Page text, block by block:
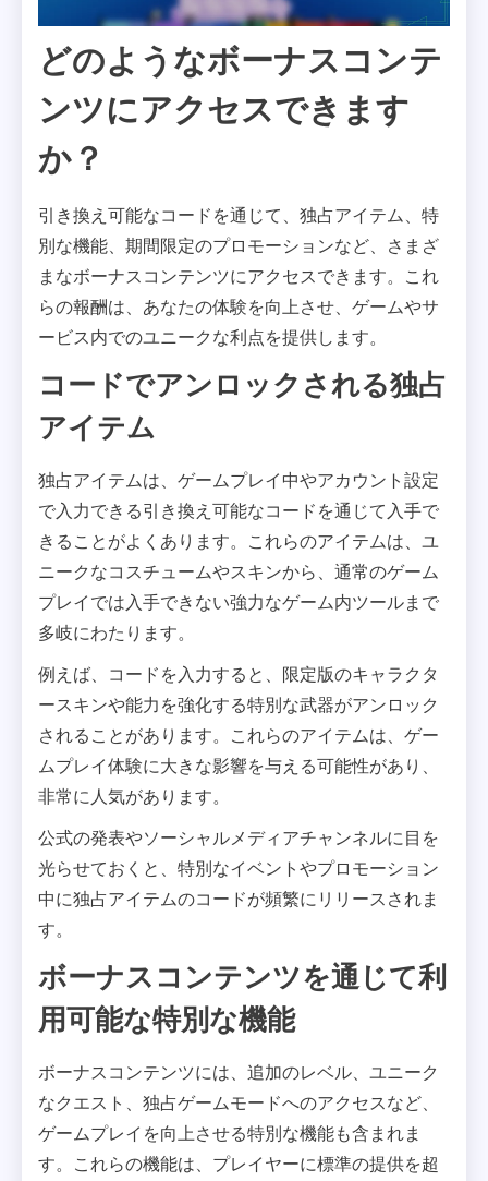
どのようなボーナスコンテ
ンツにアクセスできます
か？
引き換え可能なコードを通じて、独占アイテム、特
別な機能、期間限定のプロモーションなど、さまざ
まなボーナスコンテンツにアクセスできます。これ
らの報酬は、あなたの体験を向上させ、ゲームやサ
ービス内でのユニークな利点を提供します。
コードでアンロックされる独占
アイテム
独占アイテムは、ゲームプレイ中やアカウント設定
で入力できる引き換え可能なコードを通じて入手で
きることがよくあります。これらのアイテムは、ユ
ニークなコスチュームやスキンから、通常のゲーム
プレイでは入手できない強力なゲーム内ツールまで
多岐にわたります。
例えば、コードを入力すると、限定版のキャラクタ
ースキンや能力を強化する特別な武器がアンロック
されることがあります。これらのアイテムは、ゲー
ムプレイ体験に大きな影響を与える可能性があり、
非常に人気があります。
公式の発表やソーシャルメディアチャンネルに目を
光らせておくと、特別なイベントやプロモーション
中に独占アイテムのコードが頻繁にリリースされま
す。
ボーナスコンテンツを通じて利
用可能な特別な機能
ボーナスコンテンツには、追加のレベル、ユニーク
なクエスト、独占ゲームモードへのアクセスなど、
ゲームプレイを向上させる特別な機能も含まれま
す。これらの機能は、プレイヤーに標準の提供を超